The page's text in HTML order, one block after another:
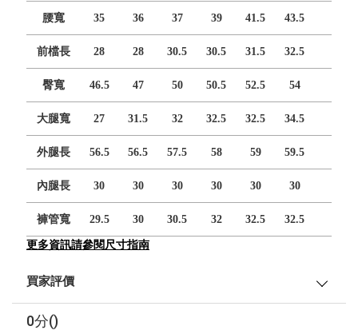
腰寬 35 36 37 39 41.5 43.5
前檔長 28 28 30.5 30.5 31.5 32.5
臀寬 46.5 47 50 50.5 52.5 54
大腿寬 27 31.5 32 32.5 32.5 34.5
外腿長 56.5 56.5 57.5 58 59 59.5
內腿長 30 30 30 30 30 30
褲管寬 29.5 30 30.5 32 32.5 32.5
更多資訊請參閱尺寸指南
買家評價
0分()